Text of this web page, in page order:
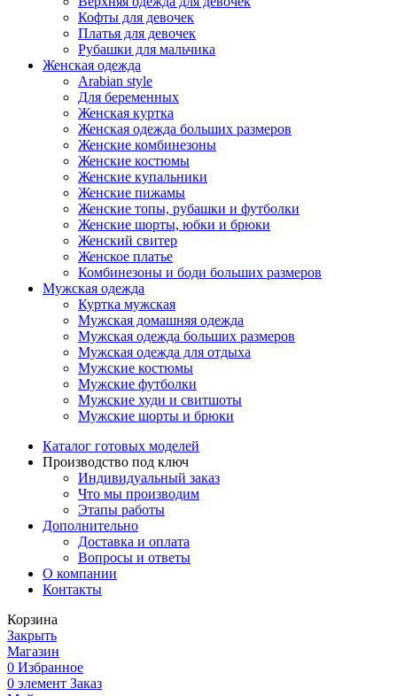
Кофты для девочек
Платья для девочек
Рубашки для мальчика
Женская одежда
Arabian style
Для беременных
Женская куртка
Женская одежда больших размеров
Женские комбинезоны
Женские костюмы
Женские купальники
Женские пижамы
Женские топы, рубашки и футболки
Женские шорты, юбки и брюки
Женский свитер
Женское платье
Комбинезоны и боди больших размеров
Мужская одежда
Куртка мужская
Мужская домашняя одежда
Мужская одежда больших размеров
Мужская одежда для отдыха
Мужские костюмы
Мужские футболки
Мужские худи и свитшоты
Мужские шорты и брюки
Каталог готовых моделей
Производство под ключ
Индивидуальный заказ
Что мы производим
Этапы работы
Дополнительно
Доставка и оплата
Вопросы и ответы
О компании
Контакты
Корзина
Закрыть
Магазин
0 Избранное
0 элемент Заказ